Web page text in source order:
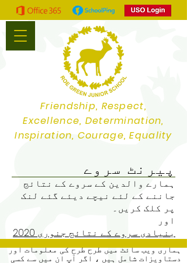
Friendship, Respect,
Excellence, Determination,
Inspiration, Courage, Equality
پیرنٹ سروے
ہمارے والدین کے سروے کے نتائج
جاننے کے لئے نیچے دیئے گئے لنک
پر کلک کریں۔
اور
بنیادی سروے کے نتائج جنوری 2020
ہماری ویب سائٹ میں طرح طرح کی معلومات اور
دستاویزات شامل ہیں ، اگر آپ ان میں سے کسی